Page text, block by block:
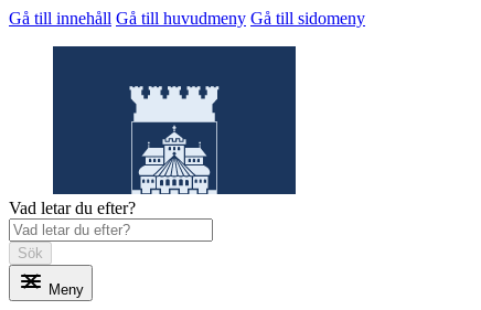
Gå till innehåll Gå till huvudmeny Gå till sidomeny
Vad letar du efter?
Sök
Meny